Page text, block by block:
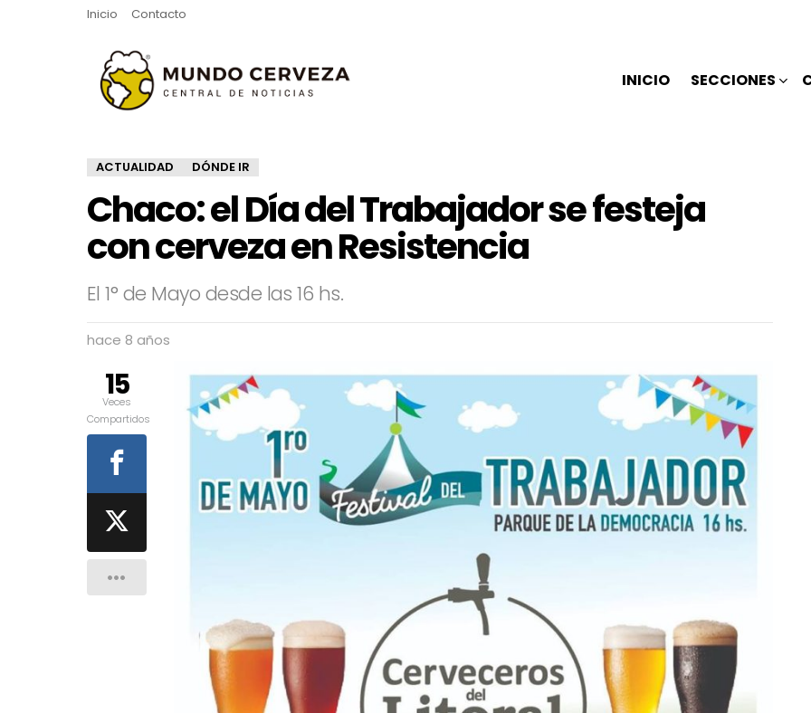
Inicio Contacto
INICIO SECCIONES
ACTUALIDAD DÓNDE IR
Chaco: el Día del Trabajador se festeja
con cerveza en Resistencia
El 1° de Mayo desde las 16 hs.
hace 8 años
15
Veces
Compartidos